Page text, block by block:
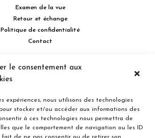
le consentement aux
expériences, nous utilisons des technologies
stocker et/ou accéder aux informations des
à ces technologies nous permettra de
que le comportement de navigation ou les ID
Examen de la vue
Retour et échange
Politique de confidentialité
Contact
514 732.0222
Est, Laval, Québec H7G 2E4 Canada